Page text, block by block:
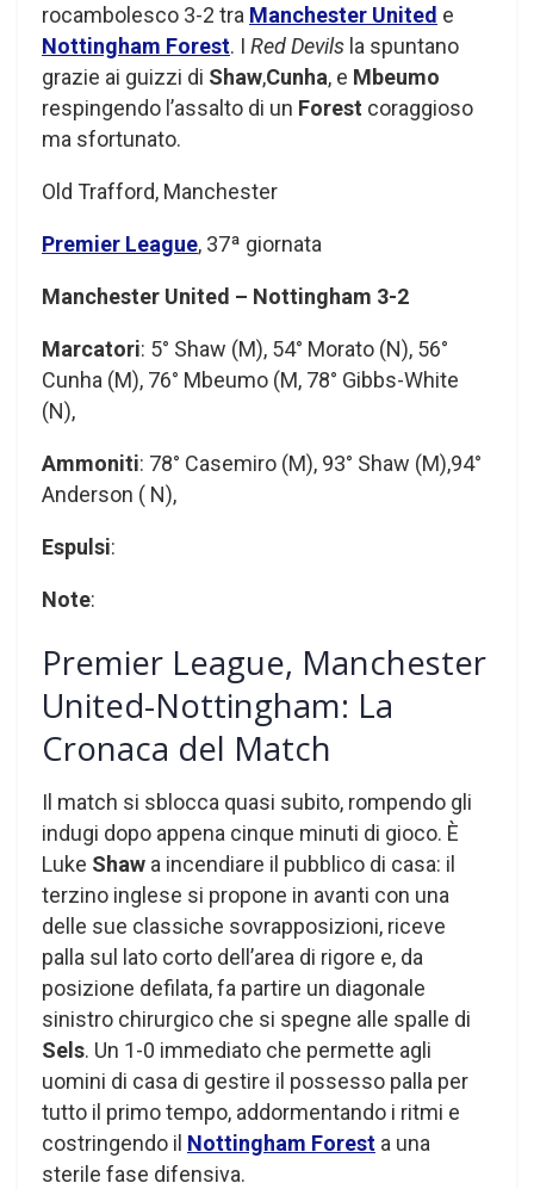
rocambolesco 3-2 tra Manchester United e
Nottingham Forest. I Red Devils la spuntano
grazie ai guizzi di Shaw,Cunha, e Mbeumo
respingendo l’assalto di un Forest coraggioso
ma sfortunato.
Old Trafford, Manchester
Premier League, 37ª giornata
Manchester United – Nottingham 3-2
Marcatori: 5° Shaw (M), 54° Morato (N), 56°
Cunha (M), 76° Mbeumo (M, 78° Gibbs-White
(N),
Ammoniti: 78° Casemiro (M), 93° Shaw (M),94°
Anderson ( N),
Espulsi:
Note:
Premier League, Manchester
United-Nottingham: La
Cronaca del Match
Il match si sblocca quasi subito, rompendo gli
indugi dopo appena cinque minuti di gioco. È
Luke Shaw a incendiare il pubblico di casa: il
terzino inglese si propone in avanti con una
delle sue classiche sovrapposizioni, riceve
palla sul lato corto dell’area di rigore e, da
posizione defilata, fa partire un diagonale
sinistro chirurgico che si spegne alle spalle di
Sels. Un 1-0 immediato che permette agli
uomini di casa di gestire il possesso palla per
tutto il primo tempo, addormentando i ritmi e
costringendo il Nottingham Forest a una
sterile fase difensiva.